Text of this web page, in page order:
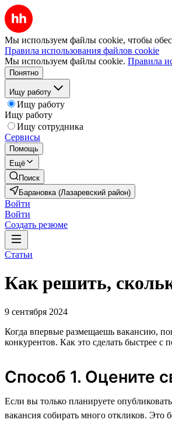
Мы используем файлы cookie, чтобы
Правила использования файлов cookie
Мы используем файлы cookie. Правила
Понятно
Ищу работу
Ищу работу
Ищу работу
Ищу сотрудника
Сервисы
Помощь
Ещё
Поиск
Барановка (Лазаревский район)
Войти
Войти
Создать резюме
Статьи
Как решить,
9 сентября 2024
Когда впервые размещаешь вакансию,
конкурентов. Как это сделать быстрее
Способ 1. Оцените
Если вы только планируете
вакансия собирать много откликов. Это